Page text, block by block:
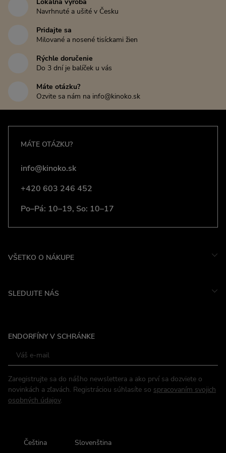
Navrhnuté a ušité v Česku
Pridajte sa
Milované a nosené tisíckami žien
Rýchle doručenie
Do 3 dní je balíček u vás
Máte otázku?
Ozvite sa nám na info@kinoko.sk
MÁTE OTÁZKU?
info@kinoko.sk
+420 603 246 452
Po–Pá: 10–19, So: 10–17
VŠETKO O NÁKUPE
SLEDUJTE NÁS
Facebook
ENDORFÍNY V SCHRÁNKE
Zaregistrujte sa do nášho newslettera a ako prví sa dozviete o
novinkách a zľavách. Registráciou súhlasíte so spracovaním svojich
osobných údajov.
Čeština Slovenština